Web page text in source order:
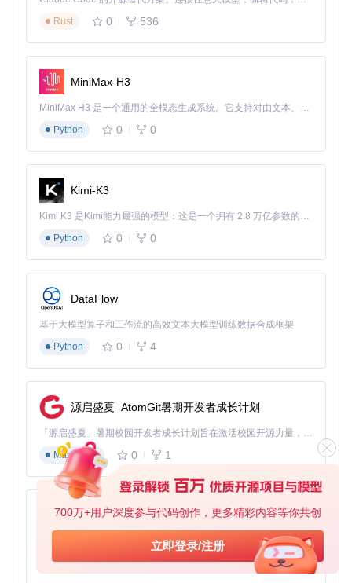
700万+用户深度参与代码创作，更多精彩内容等你共创
立即登录/注册
如何自定义字幕样式？
看外语片时，字幕就像你的贴身翻译。让我们把它打扮得更漂
亮些：
1️⃣ 播放视频时，右键点击画面 2️⃣ 选择"字幕" -> "字幕样式" 3️⃣
调整字体、大小、颜色和位置 4️⃣ 点击"保存"应用更改
你还可以下载并使用特殊字体来匹配视频风格，让观影体验更
上一层楼。
三、问题解决：常见难题攻克
视频播放卡顿怎么办？
当你兴致勃勃打开视频却发现画面一顿一顿的，别急，试试这
st=>start: 视频卡顿
op1=>operation: 降低视频分辨率
op2=>operation: 禁用硬件解码
op3=>operation: 调整缓存设置
op4=>operation: 关闭其他应用
常见误区解析：很多用户认为硬件解码总是更好的，其实在某
些老旧设备上，软件解码可能更稳定。
进阶技巧：在高级设置中，尝试调整"视频渲染器"选项，不同
的渲染器对不同硬件的支持度不同。
字幕显示乱码如何解决？
看到满屏的乱码是不是很头疼？别担心，我们有办法：
1️⃣ 右键点击视频 -> "字幕" -> "字幕编码" 2️⃣ 尝试不同的编码
格式，推荐先试UTF-8和GBK 3️⃣ 如果问题依旧，在偏好设置 -
Rust
0 536
MiniMax-H3
MiniMax H3 是一个通用的全模态生成系统。它支持对由文本、图像、视频和音频组成的多模态上下文进行统一理解，并能生成分辨率高达 2K、时长可达 15 秒的带原生立体声音频的视频。得益于面向任务泛化的系统设计，H3 在预训练阶段就已具备广泛的多模态上下文理解与生成能力，能够出色地执行复杂的多模态指令。
Python
0 0
Kimi-K3
Kimi K3 是Kimi能力最强的模型：这是一个拥有 2.8 万亿参数的混合专家（MoE）模型，具备原生视觉理解能力，并支持 100 万 token 的上下文窗口。
Python
0 0
DataFlow
基于大模型算子和工作流的高效文本大模型训练数据合成框架
Python
0 4
源启盛夏_AtomGit暑期开发者成长计划
「源启盛夏」暑期校园开发者成长计划旨在激活校园开源力量，通过积分激励、认证扶持、资源倾斜等形式，引导高校组织和开发者完成「入驻 — 建项目 — 做贡献 — 获认证 — 得资源」的完整闭环。无论你是想带领社团入驻平台的组织者，还是希望用代码贡献证明自己的开发者，都能在这里找到属于你的成长路径。
Markdown
0 1
py-xiaozhi
基于Python的Xiaozhi AI，适用于想要完整Xiaozhi体验而无需拥有专用硬件的用户。
Python
0 1